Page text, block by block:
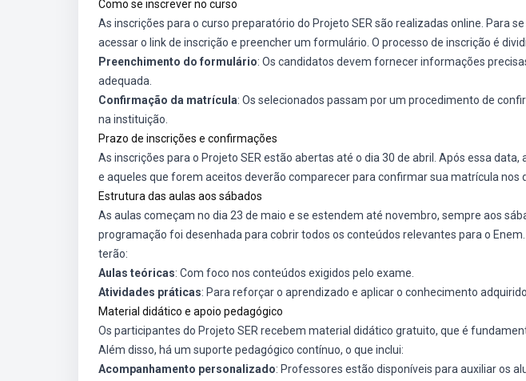
Como se inscrever no curso
As inscrições para o curso preparatório do Projeto SER são realizadas online. Para
acessar o link de inscrição e preencher um formulário. O processo de inscrição é
Preenchimento do formulário: Os candidatos devem fornecer informações
adequada.
Confirmação da matrícula: Os selecionados passam por um procedimento de
na instituição.
Prazo de inscrições e confirmações
As inscrições para o Projeto SER estão abertas até o dia 30 de abril. Após essa
e aqueles que forem aceitos deverão comparecer para confirmar sua matrícula nos
Estrutura das aulas aos sábados
As aulas começam no dia 23 de maio e se estendem até novembro, sempre aos
programação foi desenhada para cobrir todos os conteúdos relevantes para o
terão:
Aulas teóricas: Com foco nos conteúdos exigidos pelo exame.
Atividades práticas: Para reforçar o aprendizado e aplicar o conhecimento adquirido.
Material didático e apoio pedagógico
Os participantes do Projeto SER recebem material didático gratuito, que é
Além disso, há um suporte pedagógico contínuo, o que inclui:
Acompanhamento personalizado: Professores estão disponíveis para auxiliar os